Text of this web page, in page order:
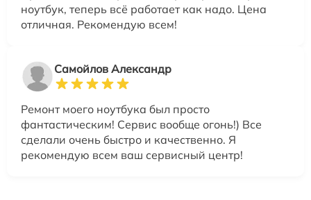
ноутбук, теперь всё работает как надо. Цена
отличная. Рекомендую всем!
Самойлов Александр
Ремонт моего ноутбука был просто
фантастическим! Сервис вообще огонь!) Все
сделали очень быстро и качественно. Я
рекомендую всем ваш сервисный центр!